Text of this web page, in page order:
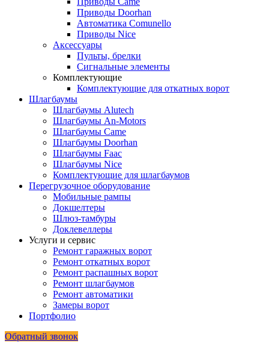
Приводы Doorhan
Автоматика Comunello
Приводы Nice
Аксессуары
Пульты, брелки
Сигнальные элементы
Комплектующие
Комплектующие для откатных ворот
Шлагбаумы
Шлагбаумы Alutech
Шлагбаумы An-Motors
Шлагбаумы Came
Шлагбаумы Doorhan
Шлагбаумы Faac
Шлагбаумы Nice
Комплектующие для шлагбаумов
Перегрузочное оборудование
Мобильные рампы
Докшелтеры
Шлюз-тамбуры
Доклевеллеры
Услуги и сервис
Ремонт гаражных ворот
Ремонт откатных ворот
Ремонт распашных ворот
Ремонт шлагбаумов
Ремонт автоматики
Замеры ворот
Портфолио
Обратный звонок